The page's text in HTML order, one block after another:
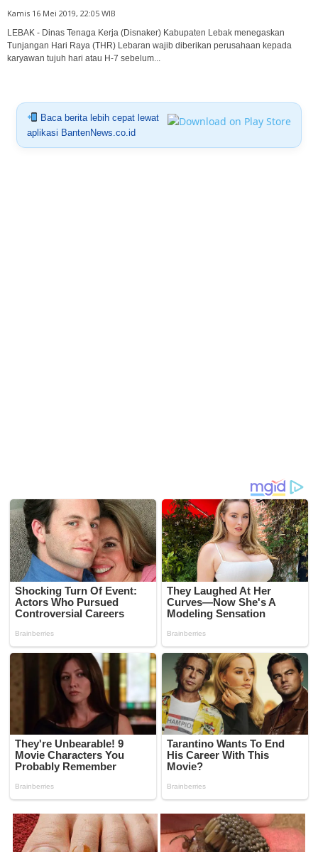
Kamis 16 Mei 2019, 22:05 WIB
LEBAK - Dinas Tenaga Kerja (Disnaker) Kabupaten Lebak menegaskan
Tunjangan Hari Raya (THR) Lebaran wajib diberikan perusahaan kepada
karyawan tujuh hari atau H-7 sebelum...
Baca berita lebih cepat lewat
aplikasi BantenNews.co.id